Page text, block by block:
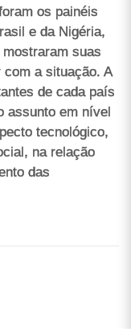
os painéis
e da Nigéria,
suas
a situação. A
de cada país
assunto em nível
tecnológico,
na relação
das